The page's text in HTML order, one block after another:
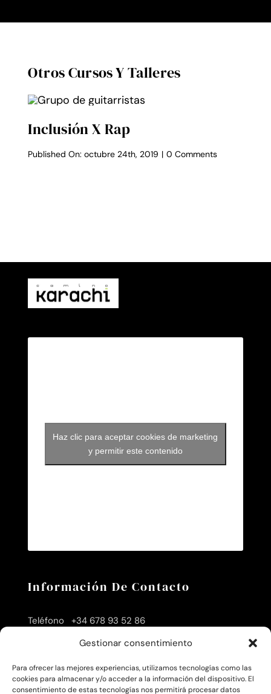
Gestionar consentimiento
Para ofrecer las mejores experiencias, utilizamos tecnologías como las
cookies para almacenar y/o acceder a la información del dispositivo. El
consentimiento de estas tecnologías nos permitirá procesar datos
Otros Cursos Y Talleres
Inclusión X Rap
Published On: octubre 24th, 2019 | 0 Commentson
Haz clic para aceptar cookies de marketing
y permitir este contenido
Información De Contacto
Teléfono +34 678 93 52 86
info@caminokarachi.es